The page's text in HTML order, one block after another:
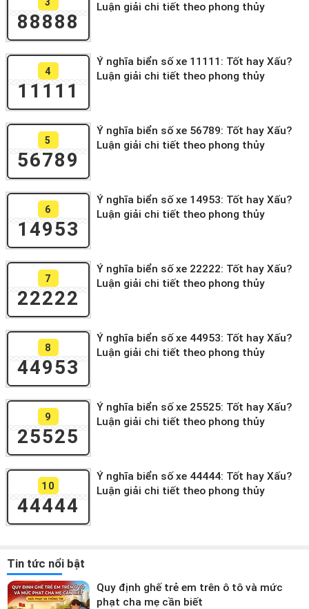
88888
Luận giải chi tiết theo phong thủy
4
11111
Ý nghĩa biển số xe 11111: Tốt hay Xấu?
Luận giải chi tiết theo phong thủy
5
56789
Ý nghĩa biển số xe 56789: Tốt hay Xấu?
Luận giải chi tiết theo phong thủy
6
14953
Ý nghĩa biển số xe 14953: Tốt hay Xấu?
Luận giải chi tiết theo phong thủy
7
22222
Ý nghĩa biển số xe 22222: Tốt hay Xấu?
Luận giải chi tiết theo phong thủy
8
44953
Ý nghĩa biển số xe 44953: Tốt hay Xấu?
Luận giải chi tiết theo phong thủy
9
25525
Ý nghĩa biển số xe 25525: Tốt hay Xấu?
Luận giải chi tiết theo phong thủy
10
44444
Ý nghĩa biển số xe 44444: Tốt hay Xấu?
Luận giải chi tiết theo phong thủy
Tin tức nổi bật
Quy định ghế trẻ em trên ô tô và mức
phạt cha mẹ cần biết